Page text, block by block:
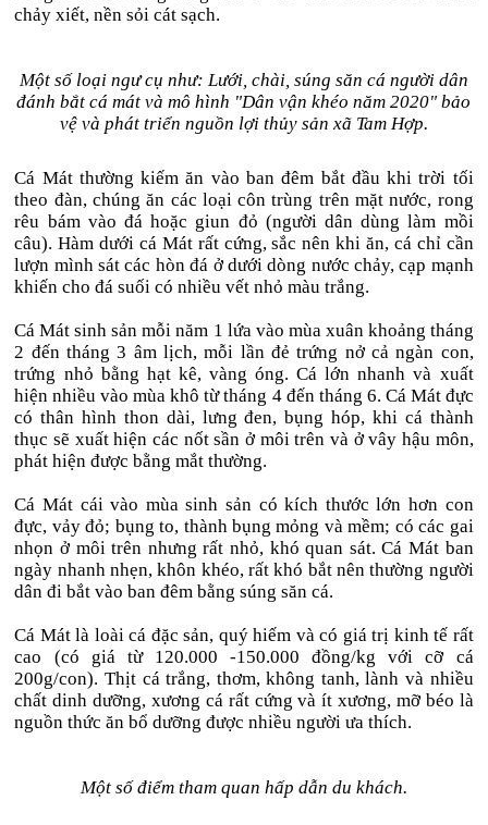
chảy xiết, nền sỏi cát sạch.
Một số loại ngư cụ như: Lưới, chài, súng săn cá người dân
đánh bắt cá mát và mô hình "Dân vận khéo năm 2020" bảo
vệ và phát triển nguồn lợi thủy sản xã Tam Hợp.
Cá Mát thường kiếm ăn vào ban đêm bắt đầu khi trời tối
theo đàn, chúng ăn các loại côn trùng trên mặt nước, rong
rêu bám vào đá hoặc giun đỏ (người dân dùng làm mồi
câu). Hàm dưới cá Mát rất cứng, sắc nên khi ăn, cá chỉ cần
lượn mình sát các hòn đá ở dưới dòng nước chảy, cạp mạnh
khiến cho đá suối có nhiều vết nhỏ màu trắng.
Cá Mát sinh sản mỗi năm 1 lứa vào mùa xuân khoảng tháng
2 đến tháng 3 âm lịch, mỗi lần đẻ trứng nở cả ngàn con,
trứng nhỏ bằng hạt kê, vàng óng. Cá lớn nhanh và xuất
hiện nhiều vào mùa khô từ tháng 4 đến tháng 6. Cá Mát đực
có thân hình thon dài, lưng đen, bụng hóp, khi cá thành
thục sẽ xuất hiện các nốt sần ở môi trên và ở vây hậu môn,
phát hiện được bằng mắt thường.
Cá Mát cái vào mùa sinh sản có kích thước lớn hơn con
đực, vảy đỏ; bụng to, thành bụng mỏng và mềm; có các gai
nhọn ở môi trên nhưng rất nhỏ, khó quan sát. Cá Mát ban
ngày nhanh nhẹn, khôn khéo, rất khó bắt nên thường người
dân đi bắt vào ban đêm bằng súng săn cá.
Cá Mát là loài cá đặc sản, quý hiếm và có giá trị kinh tế rất
cao (có giá từ 120.000 -150.000 đồng/kg với cỡ cá
200g/con). Thịt cá trắng, thơm, không tanh, lành và nhiều
chất dinh dưỡng, xương cá rất cứng và ít xương, mỡ béo là
nguồn thức ăn bổ dưỡng được nhiều người ưa thích.
Một số điểm tham quan hấp dẫn du khách.